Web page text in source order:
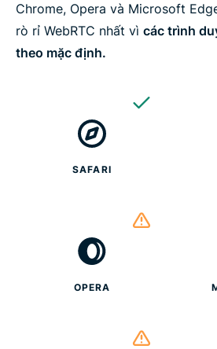
Chrome, Opera và Microsoft
rò rỉ WebRTC nhất vì các trình
theo mặc định.
SAFARI
OPERA